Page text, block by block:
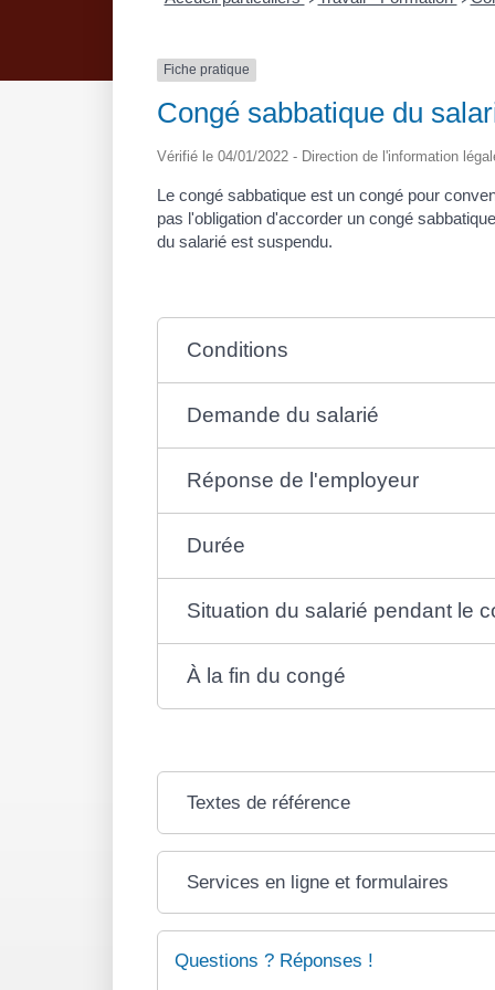
Fiche pratique
Congé sabbatique du
Vérifié le 04/01/2022 - Direction de l'information
Le congé sabbatique est un congé pour
pas l'obligation d'accorder un congé
du salarié est suspendu.
Conditions
Demande du salarié
Réponse de l'employeur
Durée
Situation du salarié pendant le
À la fin du congé
Textes de référence
Services en ligne et formulaires
Questions ? Réponses !